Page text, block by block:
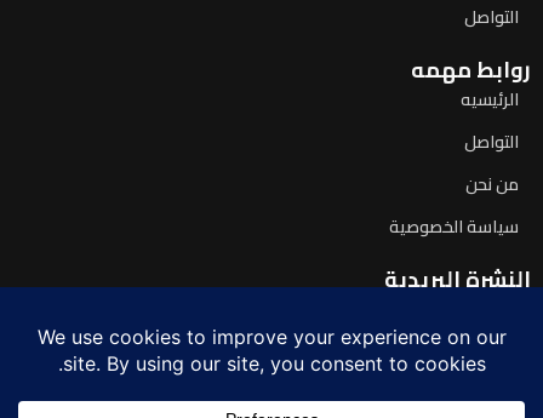
التواصل
روابط مهمه
الرئيسيه
التواصل
من نحن
سياسة الخصوصية
النشرة البريدية